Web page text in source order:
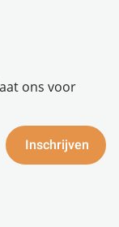
ons voor
Inschrijven